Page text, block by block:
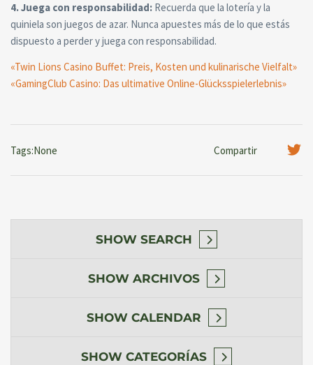
4. Juega con responsabilidad: Recuerda que la lotería y la
quiniela son juegos de azar. Nunca apuestes más de lo que estás
dispuesto a perder y juega con responsabilidad.
«Twin Lions Casino Buffet: Preis, Kosten und kulinarische Vielfalt»
«GamingClub Casino: Das ultimative Online-Glücksspielerlebnis»
Compartir
Tags:None
SHOW SEARCH
SHOW ARCHIVOS
SHOW CALENDAR
SHOW CATEGORÍAS